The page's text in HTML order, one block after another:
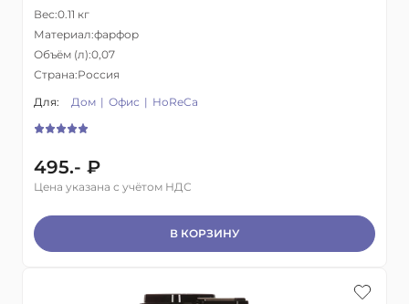
Вес:0.11 кг
Материал:фарфор
Объём (л):0,07
Страна:Россия
Для:
Дом Офис HoReCa
495.- ₽
Цена указана с учётом НДС
В КОРЗИНУ